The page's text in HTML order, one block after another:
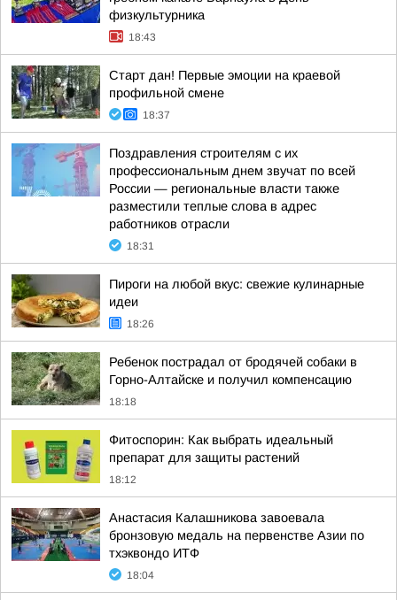
физкультурника
18:43
Старт дан! Первые эмоции на краевой
профильной смене
18:37
Поздравления строителям с их
профессиональным днем звучат по всей
России — региональные власти также
разместили теплые слова в адрес
работников отрасли
18:31
Пироги на любой вкус: свежие кулинарные
идеи
18:26
Ребенок пострадал от бродячей собаки в
Горно-Алтайске и получил компенсацию
18:18
Фитоспорин: Как выбрать идеальный
препарат для защиты растений
18:12
Анастасия Калашникова завоевала
бронзовую медаль на первенстве Азии по
тхэквондо ИТФ
18:04